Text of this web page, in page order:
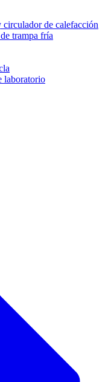
de calefacción
trampa fría
laboratorio